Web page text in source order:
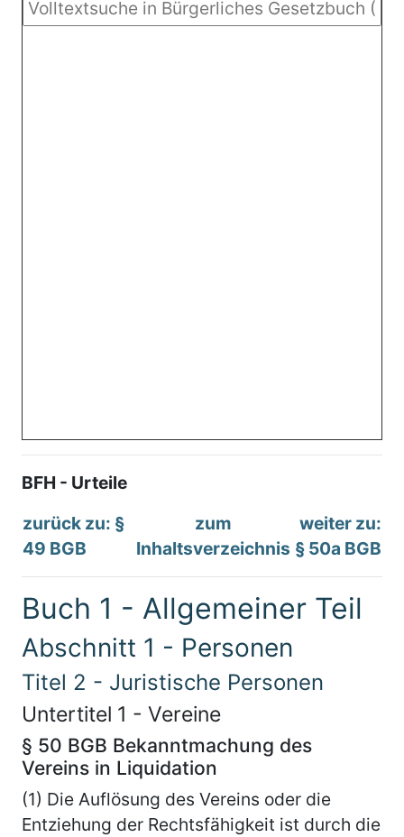
BFH - Urteile
zurück zu: §
49 BGB
zum
Inhaltsverzeichnis
weiter zu:
§ 50a BGB
Buch 1 - Allgemeiner Teil
Abschnitt 1 - Personen
Titel 2 - Juristische Personen
Untertitel 1 - Vereine
§ 50 BGB Bekanntmachung des
Vereins in Liquidation
(1) Die Auflösung des Vereins oder die
Entziehung der Rechtsfähigkeit ist durch die